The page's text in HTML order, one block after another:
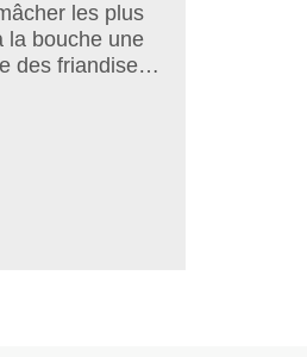
les plus
la bouche une
des friandises